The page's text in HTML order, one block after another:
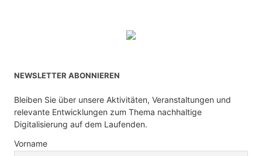
NEWSLETTER ABONNIEREN
Bleiben Sie über unsere Aktivitäten, Veranstaltungen und
relevante Entwicklungen zum Thema nachhaltige
Digitalisierung auf dem Laufenden.
Vorname